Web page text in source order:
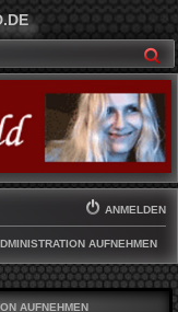
ANMELDEN
AUFNEHMEN
AUFNEHMEN